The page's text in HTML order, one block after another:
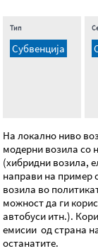
Тип
Субвенција
На локално ниво
модерни возила со
(хибридни возила,
направи на пример
возила во
можност да ги
автобуси итн.).
емисии од страна
останатите.